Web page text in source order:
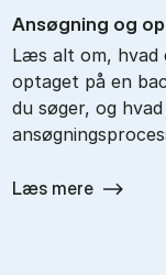
An­søg­ning og
Læs alt om, hvad
optaget på en
du søger, og
Læs mere